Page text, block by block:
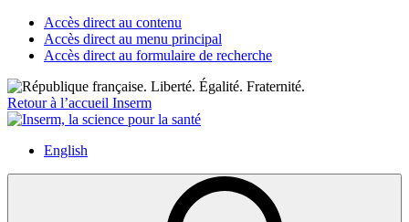
Accès direct au contenu
Accès direct au menu principal
Accès direct au formulaire de recherche
Retour à l’accueil Inserm
English